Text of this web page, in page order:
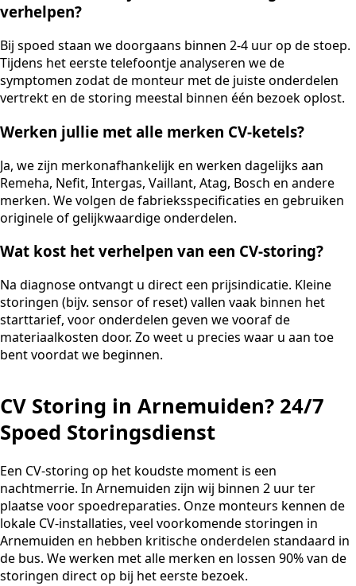
verhelpen?
Bij spoed staan we doorgaans binnen 2-4 uur op de stoep.
Tijdens het eerste telefoontje analyseren we de
symptomen zodat de monteur met de juiste onderdelen
vertrekt en de storing meestal binnen één bezoek oplost.
Werken jullie met alle merken CV-ketels?
Ja, we zijn merkonafhankelijk en werken dagelijks aan
Remeha, Nefit, Intergas, Vaillant, Atag, Bosch en andere
merken. We volgen de fabrieksspecificaties en gebruiken
originele of gelijkwaardige onderdelen.
Wat kost het verhelpen van een CV-storing?
Na diagnose ontvangt u direct een prijsindicatie. Kleine
storingen (bijv. sensor of reset) vallen vaak binnen het
starttarief, voor onderdelen geven we vooraf de
materiaalkosten door. Zo weet u precies waar u aan toe
bent voordat we beginnen.
CV Storing in Arnemuiden? 24/7
Spoed Storingsdienst
Een CV-storing op het koudste moment is een
nachtmerrie. In Arnemuiden zijn wij binnen 2 uur ter
plaatse voor spoedreparaties. Onze monteurs kennen de
lokale CV-installaties, veel voorkomende storingen in
Arnemuiden en hebben kritische onderdelen standaard in
de bus. We werken met alle merken en lossen 90% van de
storingen direct op bij het eerste bezoek.